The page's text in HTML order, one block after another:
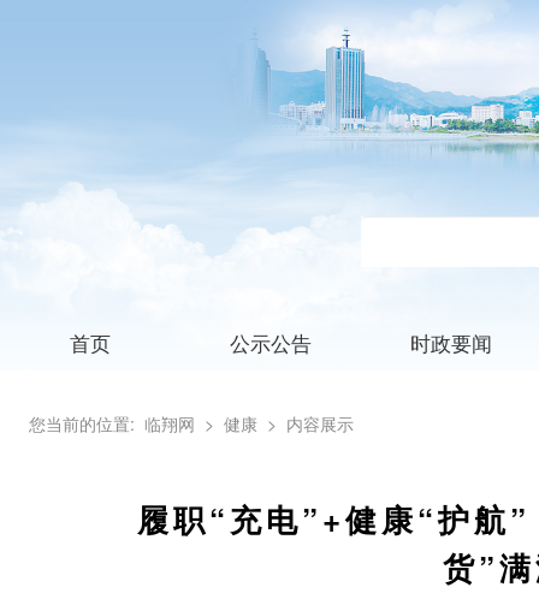
首页 公示公告 时政要闻
您当前的位置: 临翔网 > 健康 > 内容展示
履职“充电”+健康“护航
货”